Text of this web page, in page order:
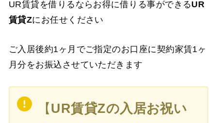
UR賃貸を借りるならお得に借りる事ができるUR
賃貸Zにお任せください
ご入居後約1ヶ月でご指定のお口座に契約家賃1ヶ
月分をお振込させていただきます
【UR賃貸Zの入居お祝い